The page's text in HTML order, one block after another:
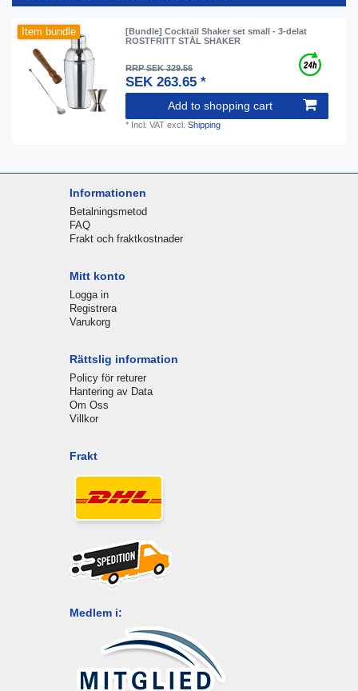
Item bundle
[Bundle] Cocktail Shaker set small - 3-delat
ROSTFRITT STÅL SHAKER
RRP SEK 329.56
SEK 263.65 *
Add to shopping cart
* Incl. VAT excl.Shipping
Informationen
Betalningsmetod
FAQ
Frakt och fraktkostnader
Mitt konto
Logga in
Registrera
Varukorg
Rättslig information
Policy för returer
Hantering av Data
Om Oss
Villkor
Frakt
Medlem i: